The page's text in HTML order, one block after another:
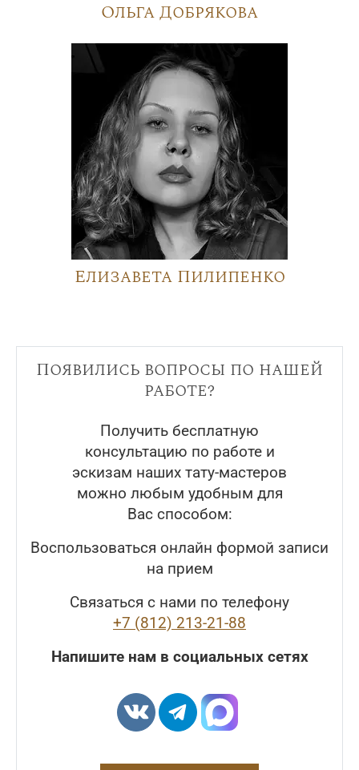
Ольга Добрякова
Елизавета Пилипенко
Появились вопросы по нашей
работе?
Получить бесплатную
консультацию по работе и
эскизам наших тату-мастеров
можно любым удобным для
Вас способом:
Воспользоваться онлайн формой записи
на прием
Связаться с нами по телефону
+7 (812) 213-21-88
Напишите нам в социальных сетях